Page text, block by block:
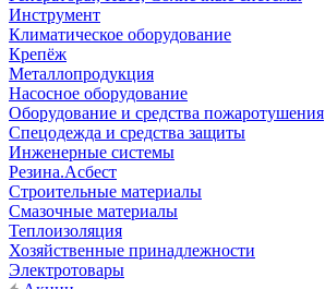
Инструмент
Климатическое оборудование
Крепёж
Металлопродукция
Насосное оборудование
Оборудование и средства пожаротушения
Спецодежда и средства защиты
Инженерные системы
Резина.Асбест
Строительные материалы
Смазочные материалы
Теплоизоляция
Хозяйственные принадлежности
Электротовары